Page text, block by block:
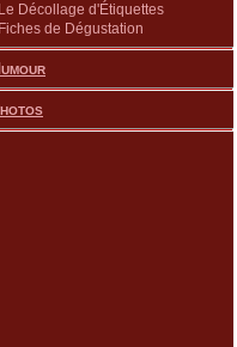
Le Décollage d'Étiquettes
Fiches de Dégustation